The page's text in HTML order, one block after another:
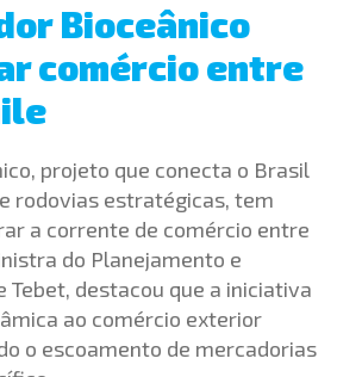
Bioceânico
comércio entre
projeto que conecta o Brasil
rodovias estratégicas, tem
a corrente de comércio entre
do Planejamento e
Tebet, destacou que a iniciativa
ao comércio exterior
o escoamento de mercadorias